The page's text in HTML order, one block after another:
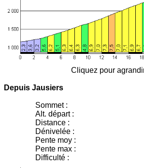
Cliquez pour
Depuis Jausiers
Sommet :
Alt. départ :
Distance :
Dénivelée :
Pente moy:
Pente max :
Difficulté :